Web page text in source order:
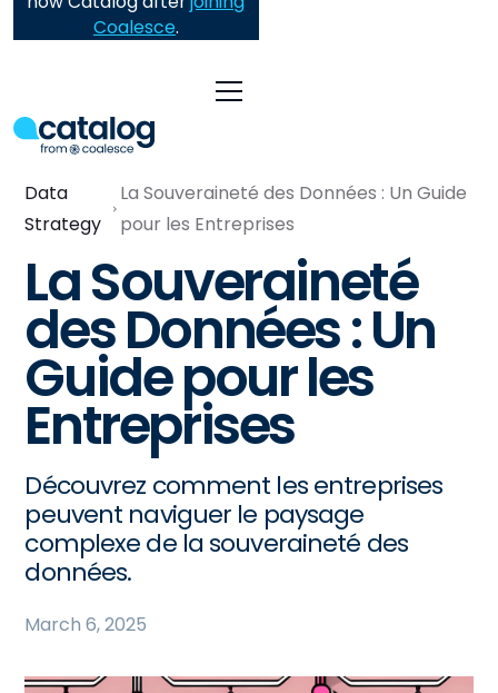
Coalesce.
Data
Strategy
La Souveraineté des Données : Un Guide
pour les Entreprises
La Souveraineté
des Données : Un
Guide pour les
Entreprises
Découvrez comment les entreprises
peuvent naviguer le paysage
complexe de la souveraineté des
données.
March 6, 2025